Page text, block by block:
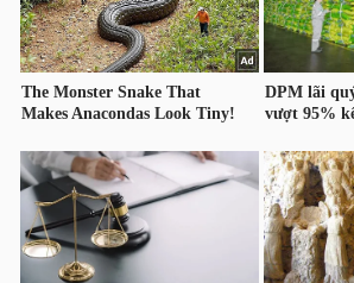
Dữ
tài
chính